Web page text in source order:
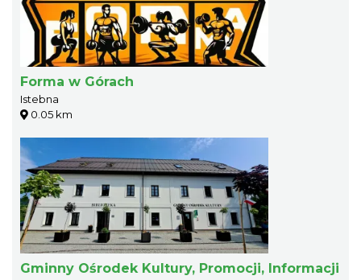
Forma w Górach
Istebna
0.05 km
Gminny Ośrodek Kultury, Promocji, Informacji